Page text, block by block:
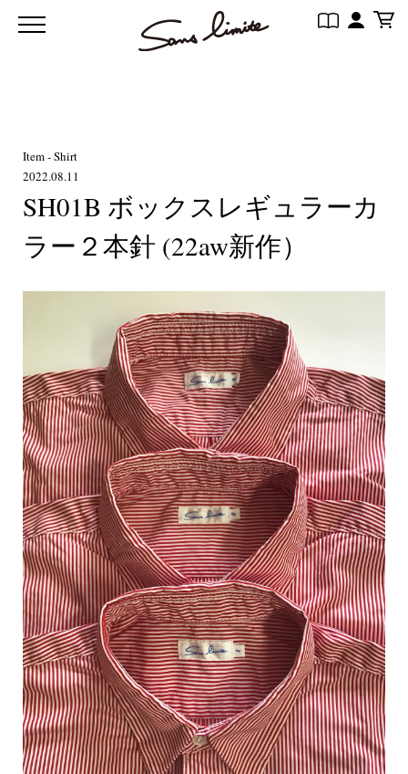
Item - Shirt
2022.08.11
SH01B ボックスレギュラーカ
ラー２本針 (22aw新作）